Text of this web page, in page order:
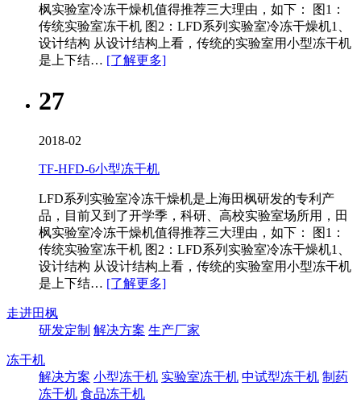
枫实验室冷冻干燥机值得推荐三大理由，如下： 图1：
传统实验室冻干机 图2：LFD系列实验室冷冻干燥机1、
设计结构 从设计结构上看，传统的实验室用小型冻干机
是上下结… [了解更多]
27
2018-02
TF-HFD-6小型冻干机
LFD系列实验室冷冻干燥机是上海田枫研发的专利产
品，目前又到了开学季，科研、高校实验室场所用，田
枫实验室冷冻干燥机值得推荐三大理由，如下： 图1：
传统实验室冻干机 图2：LFD系列实验室冷冻干燥机1、
设计结构 从设计结构上看，传统的实验室用小型冻干机
是上下结… [了解更多]
走进田枫
研发定制 解决方案 生产厂家
冻干机
解决方案 小型冻干机 实验室冻干机 中试型冻干机 制药
冻干机 食品冻干机